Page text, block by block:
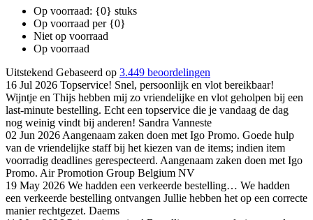
Op voorraad: {0} stuks
Op voorraad per {0}
Niet op voorraad
Op voorraad
Uitstekend Gebaseerd op 3.449 beoordelingen
16 Jul 2026 Topservice! Snel, persoonlijk en vlot bereikbaar!
Wijntje en Thijs hebben mij zo vriendelijke en vlot geholpen bij een
last-minute bestelling. Echt een topservice die je vandaag de dag
nog weinig vindt bij anderen! Sandra Vanneste
02 Jun 2026 Aangenaam zaken doen met Igo Promo. Goede hulp
van de vriendelijke staff bij het kiezen van de items; indien item
voorradig deadlines gerespecteerd. Aangenaam zaken doen met Igo
Promo. Air Promotion Group Belgium NV
19 May 2026 We hadden een verkeerde bestelling… We hadden
een verkeerde bestelling ontvangen Jullie hebben het op een correcte
manier rechtgezet. Daems